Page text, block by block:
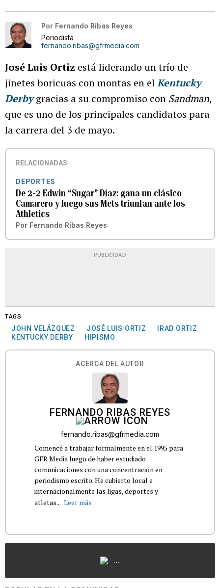
Por Fernando Ribas Reyes
Periodista
fernando.ribas@gfrmedia.com
José Luis Ortiz está liderando un trío de
jinetes boricuas con montas en elKentucky
Derbygracias a su compromiso con Sandman,
que es uno de los principales candidatos para
la carrera del 3 de mayo.
RELACIONADAS
DEPORTES
De 2-2 Edwin “Sugar” Díaz: gana un clásico
Camarero y luego sus Mets triunfan ante los
Athletics
Por Fernando Ribas Reyes
PUBLICIDAD
TAGS
JOHN VELÁZQUEZ JOSÉ LUIS ORTIZ
IRAD ORTIZ
KENTUCKY DERBY
HIPISMO
ACERCA DEL AUTOR
FERNANDO RIBAS REYES
fernando.ribas@gfrmedia.com
Comencé a trabajar formalmente en el 1995 para
GFR Media luego de haber estudiado
comunicaciones con una concentración en
periodismo escrito. He cubierto local e
internacionalmente las ligas, deportes y
atletas... Leer más
...